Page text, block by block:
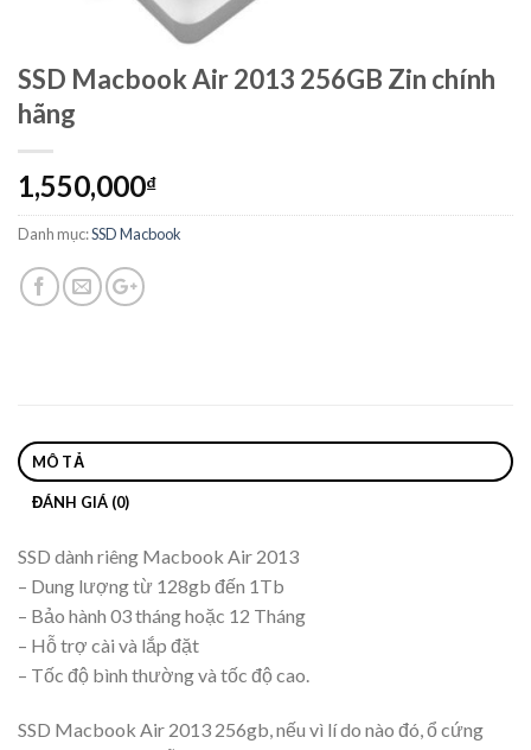
SSD Macbook Air 2013 256GB Zin chính
hãng
1,550,000₫
Danh mục:SSD Macbook
MÔ TẢ
ĐÁNH GIÁ (0)
SSD dành riêng Macbook Air 2013
– Dung lượng từ 128gb đến 1Tb
– Bảo hành 03 tháng hoặc 12 Tháng
– Hỗ trợ cài và lắp đặt
– Tốc độ bình thường và tốc độ cao.
SSD Macbook Air 2013 256gb, nếu vì lí do nào đó, ổ cứng